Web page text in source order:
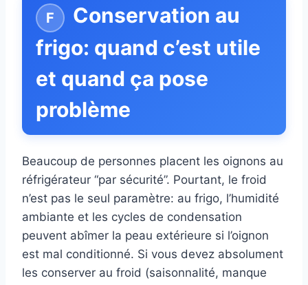
Conservation au
frigo: quand c’est utile
et quand ça pose
problème
Beaucoup de personnes placent les oignons au
réfrigérateur “par sécurité”. Pourtant, le froid
n’est pas le seul paramètre: au frigo, l’humidité
ambiante et les cycles de condensation
peuvent abîmer la peau extérieure si l’oignon
est mal conditionné. Si vous devez absolument
les conserver au froid (saisonnalité, manque